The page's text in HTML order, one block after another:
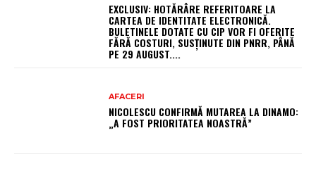
EXCLUSIV: HOTĂRÂRE REFERITOARE LA
CARTEA DE IDENTITATE ELECTRONICĂ.
BULETINELE DOTATE CU CIP VOR FI OFERITE
FĂRĂ COSTURI, SUSȚINUTE DIN PNRR, PÂNĂ
PE 29 AUGUST....
AFACERI
NICOLESCU CONFIRMĂ MUTAREA LA DINAMO:
„A FOST PRIORITATEA NOASTRĂ”